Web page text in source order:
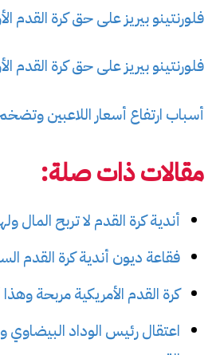
فلورنتينو بيريز على حق كرة القدم
فلورنتينو بيريز على حق كرة القدم
أسباب ارتفاع أسعار اللاعبين
مقالات ذات صلة:
أندية كرة القدم لا تربح المال
فقاعة ديون أندية كرة القدم
كرة القدم الأمريكية مربحة
اعتقال رئيس الوداد البيضاوي